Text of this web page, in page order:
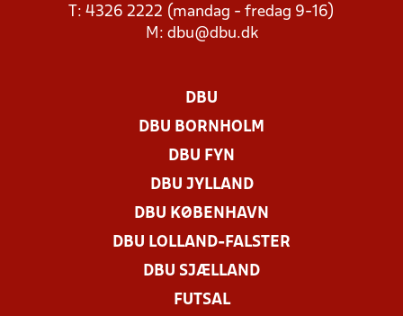
T: 4326 2222 (mandag - fredag 9-16)
M: dbu@dbu.dk
DBU
DBU BORNHOLM
DBU FYN
DBU JYLLAND
DBU KØBENHAVN
DBU LOLLAND-FALSTER
DBU SJÆLLAND
FUTSAL